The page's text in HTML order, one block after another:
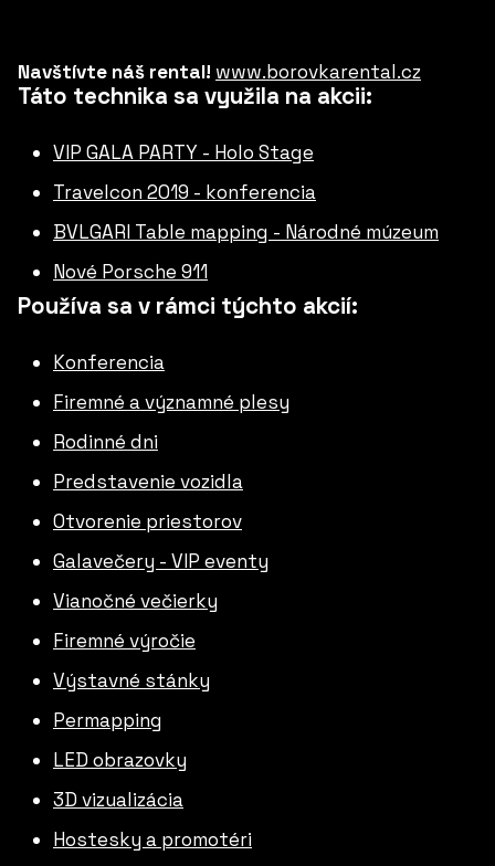
Navštívte náš rental! www.borovkarental.cz
Táto technika sa využila na akcii:
VIP GALA PARTY - Holo Stage
Travelcon 2019 - konferencia
BVLGARI Table mapping - Národné múzeum
Nové Porsche 911
Používa sa v rámci týchto akcií:
Konferencia
Firemné a významné plesy
Rodinné dni
Predstavenie vozidla
Otvorenie priestorov
Galavečery - VIP eventy
Vianočné večierky
Firemné výročie
Výstavné stánky
Permapping
LED obrazovky
3D vizualizácia
Hostesky a promotéri